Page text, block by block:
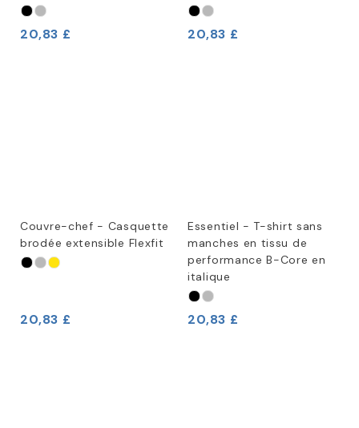
20,83 £ 20,83 £
Couvre-chef - Casquette
brodée extensible Flexfit
20,83 £
Essentiel - T-shirt sans
manches en tissu de
performance B-Core en
italique
20,83 £